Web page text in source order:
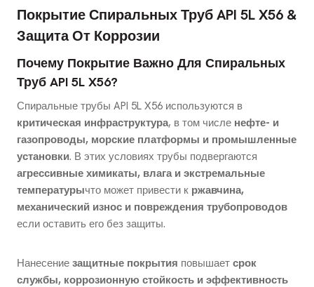
Покрытие Спиральных Труб API 5L X56 &
Защита От Коррозии
Почему Покрытие Важно Для Спиральных
Труб API 5L X56?
Спиральные трубы API 5L X56 используются в
критическая инфраструктура, в том числе нефте- и
газопроводы, морские платформы и промышленные
установки. В этих условиях трубы подвергаются
агрессивные химикаты, влага и экстремальные
температурычто может привести к ржавчина,
механический износ и повреждения трубопроводов
если оставить его без защиты.
Нанесение защитные покрытия повышает срок
службы, коррозионную стойкость и эффективность